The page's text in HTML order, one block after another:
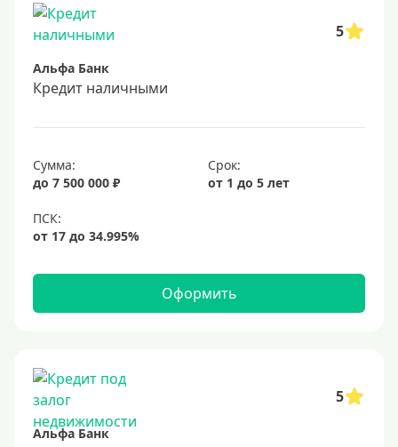
4%
6%
7%
8%
9%
11%
12%
14%
15%
16%
5
Альфа Банк
Кредит наличными
Сумма:
до 7 500 000 ₽
Срок:
от 1 до 5 лет
Оформить
5
Альфа Банк